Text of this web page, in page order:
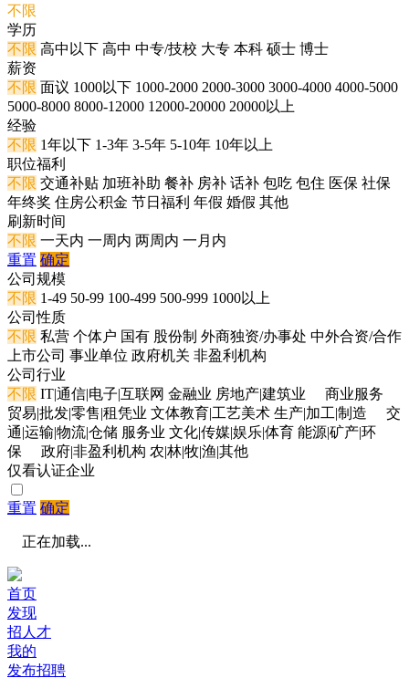
不限
学历
不限 高中以下 高中 中专/技校 大专 本科 硕士 博士
薪资
不限 面议 1000以下 1000-2000 2000-3000 3000-4000 4000-5000
5000-8000 8000-12000 12000-20000 20000以上
经验
不限 1年以下 1-3年 3-5年 5-10年 10年以上
职位福利
不限 交通补贴 加班补助 餐补 房补 话补 包吃 包住 医保 社保
年终奖 住房公积金 节日福利 年假 婚假 其他
刷新时间
不限 一天内 一周内 两周内 一月内
重置 确定
公司规模
不限 1-49 50-99 100-499 500-999 1000以上
公司性质
不限 私营 个体户 国有 股份制 外商独资/办事处 中外合资/合作
上市公司 事业单位 政府机关 非盈利机构
公司行业
不限 IT|通信|电子|互联网 金融业 房地产|建筑业
商业服务
贸易|批发|零售|租凭业 文体教育|工艺美术 生产|加工|制造
交
通|运输|物流|仓储 服务业 文化|传媒|娱乐|体育 能源|矿产|环
保
政府|非盈利机构 农|林|牧|渔|其他
仅看认证企业
重置 确定
正在加载...
首页
发现
招人才
我的
发布招聘